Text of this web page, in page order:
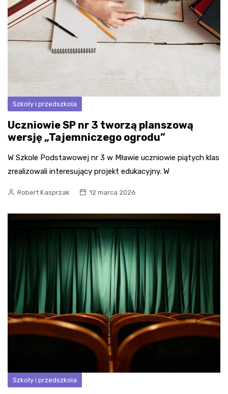
Szkoły i przedszkola
Uczniowie SP nr 3 tworzą planszową
wersję „Tajemniczego ogrodu”
W Szkole Podstawowej nr 3 w Mławie uczniowie piątych klas
zrealizowali interesujący projekt edukacyjny. W
Robert Kasprzak 12 marca 2026
Szkoły i przedszkola